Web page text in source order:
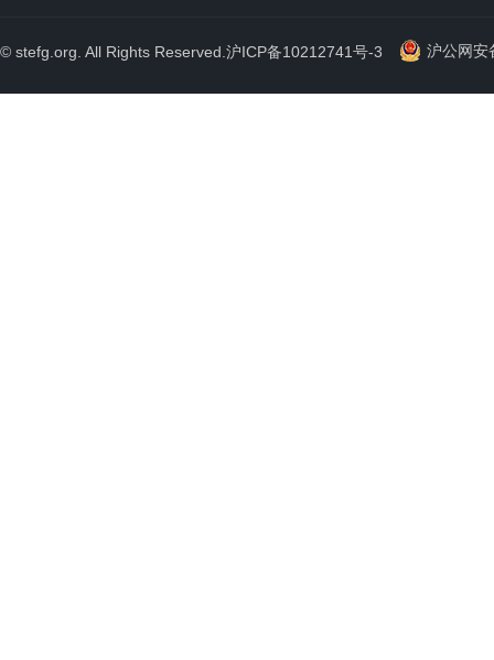
© stefg.org. All Rights Reserved. 沪ICP备10212741号-3 沪公网安